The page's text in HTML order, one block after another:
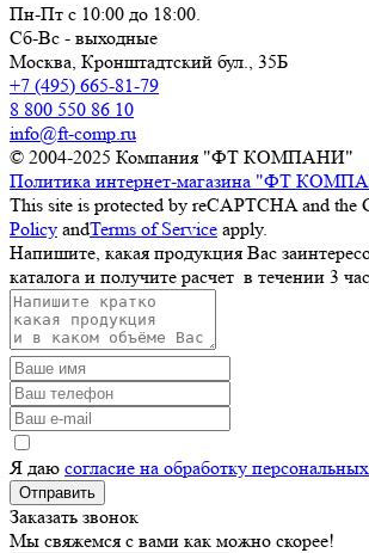
Пн-Пт с 10:00 до 18:00.
Сб-Вс - выходные
Москва, Кронштадтский бул., 35Б
+7 (495) 665-81-79
8 800 550 86 10
info@ft-comp.ru
© 2004-2025 Компания "ФТ КОМПАНИ"
Политика интернет-магазина "ФТ
This site is protected by reCAPTCHA and the
Policy andTerms of Service apply.
Напишите, какая продукция Вас
каталога и получите расчет в течении 3
Я даю согласие на обработку
Отправить
Заказать звонок
Мы свяжемся с вами как можно скорее!